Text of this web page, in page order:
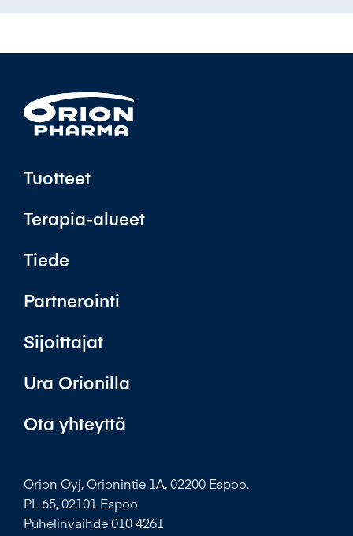
Tuotteet
Terapia-alueet
Tiede
Partnerointi
Sijoittajat
Ura Orionilla
Ota yhteyttä
Orion Oyj, Orionintie 1A, 02200 Espoo.
PL 65, 02101 Espoo
Puhelinvaihde 010 4261